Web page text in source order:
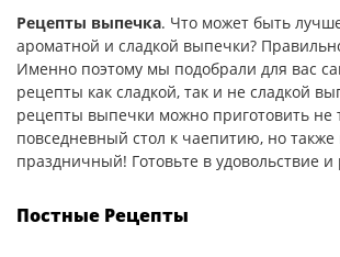
Рецепты выпечка. Что может быть
ароматной и сладкой выпечки?
Именно поэтому мы подобрали для вас
рецепты как сладкой, так и не сладкой
рецепты выпечки можно приготовить не
повседневный стол к чаепитию, но также
праздничный! Готовьте в удовольствие и
Постные Рецепты